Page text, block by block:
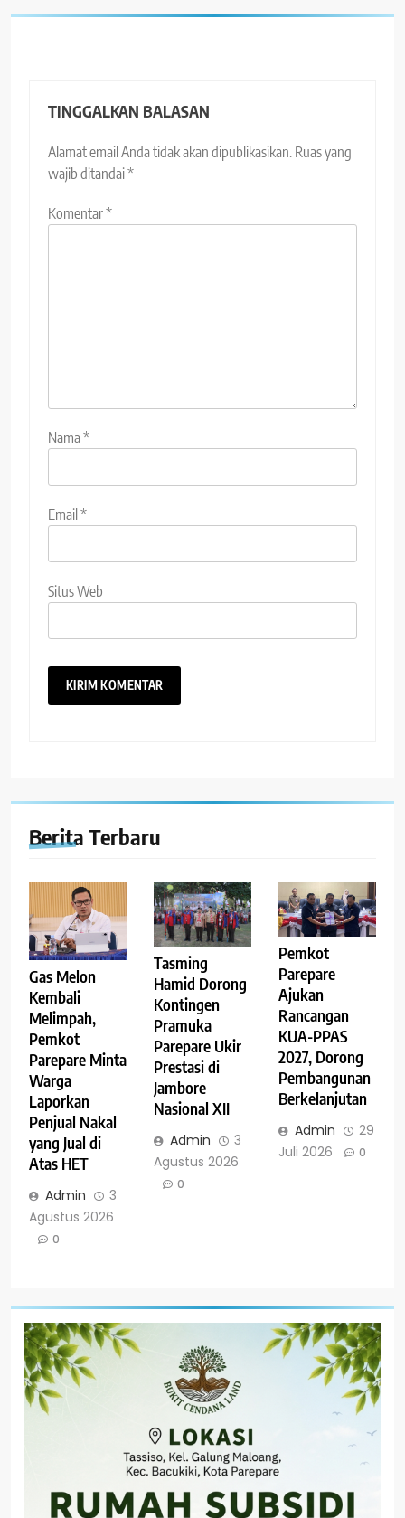
TINGGALKAN BALASAN
Alamat email Anda tidak akan dipublikasikan. Ruas yang
wajib ditandai*
Komentar*
Nama*
Email *
Situs Web
Berita Terbaru
Gas Melon
Kembali
Melimpah,
Pemkot
Parepare Minta
Warga
Laporkan
Penjual Nakal
yang Jual di
Atas HET
Admin
3
Agustus 2026
0
Tasming
Hamid Dorong
Kontingen
Pramuka
Parepare Ukir
Prestasi di
Jambore
Nasional XII
Admin
3
Agustus 2026
0
Pemkot
Parepare
Ajukan
Rancangan
KUA-PPAS
2027, Dorong
Pembangunan
Berkelanjutan
Admin
29
Juli 2026
0